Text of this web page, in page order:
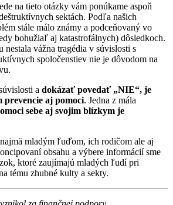
na tieto otázky vám ponúkame aspoň
sektách. Podľa našich
stále málo známy a podceňovaný vo
bohužiaľ aj katastrofálnych) dôsledkoch.
nestala vážna tragédia v súvislosti s
spoločenstiev nie je dôvodom na
a dokázať povedať „NIE“, je
aj pomoci. Jedna z mála
sebe aj svojim blízkym je
mladým ľuďom, ich rodičom ale aj
obsahu a výbere informácií sme
ktoré zaujímajú mladých ľudí pri
tému zhubné kulty a sekty.